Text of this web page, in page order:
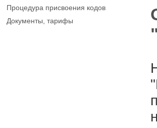
Процедура присвоения кодов
Документы, тарифы